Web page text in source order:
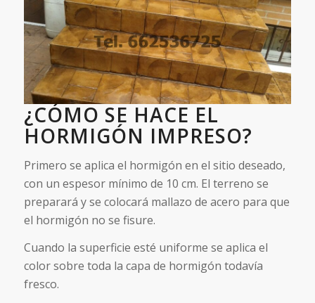
¿CÓMO SE HACE EL
HORMIGÓN IMPRESO?
Primero se aplica el hormigón en el sitio deseado,
con un espesor mínimo de 10 cm. El terreno se
preparará y se colocará mallazo de acero para que
el hormigón no se fisure.
Cuando la superficie esté uniforme se aplica el
color sobre toda la capa de hormigón todavía
fresco.